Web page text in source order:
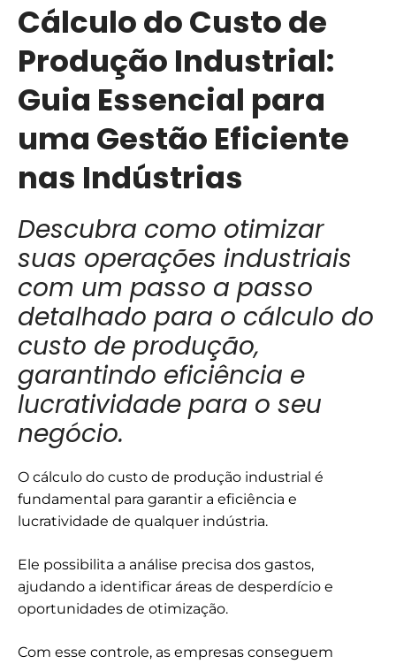
Cálculo do Custo de
Produção Industrial:
Guia Essencial para
uma Gestão Eficiente
nas Indústrias
Descubra como otimizar
suas operações industriais
com um passo a passo
detalhado para o cálculo do
custo de produção,
garantindo eficiência e
lucratividade para o seu
negócio.
O cálculo do custo de produção industrial é
fundamental para garantir a eficiência e
lucratividade de qualquer indústria.
Ele possibilita a análise precisa dos gastos,
ajudando a identificar áreas de desperdício e
oportunidades de otimização.
Com esse controle, as empresas conseguem